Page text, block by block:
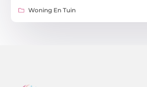
Woning En Tuin